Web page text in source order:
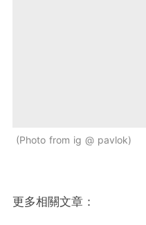
Photo from ig @ pavlok
更多相關文章：